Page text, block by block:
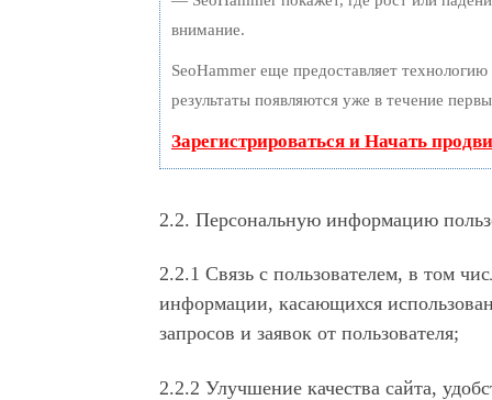
внимание.
SeoHammer еще предоставляет технологию
результаты появляются уже в течение
Зарегистрироваться и Начать
2.2. Персональную информацию
2.2.1 Связь с пользователем, в том
информации, касающихся
запросов и заявок от пользователя;
2.2.2 Улучшение качества сайта,